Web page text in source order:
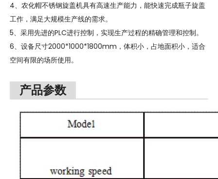
4、农化帽不锈钢旋盖机具有高速生产能力，能快速完成瓶子旋盖
工作，满足大规模生产线的需求。
5、采用先进的PLC进行控制，实现生产过程的精确管理和控制。
6、设备尺寸2000*1000*1800mm，体积小，占地面积小，适合
空间有限的场所使用。
产品参数